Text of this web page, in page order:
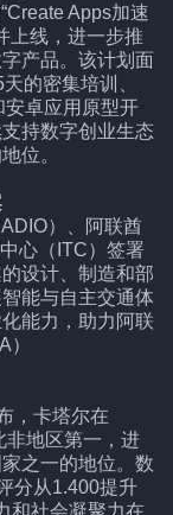
Apps加速
上线，进一步推
产品。该计划面
的密集培训、
卓应用原型开
持数字创业生态
位。
）、阿联酋
心（ITC）签署
设计、制造和部
能与自主交通体
能力，助力阿联
，卡塔尔在
非地区第一，进
之一的地位。数
分从1.400提升
和社会凝聚力在